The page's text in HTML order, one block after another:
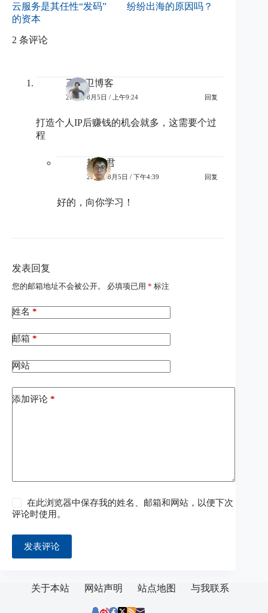
云服务是其任性“发码”
的资本
纷纷出海的原因吗？
2 条评论
王光卫博客
2024年8月5日 / 上午9:24 回复
打造个人IP后赚钱的机会就多，这需要个过
程
耕读君
2024年8月5日 / 下午4:39 回复
好的，向你学习！
发表回复
您的邮箱地址不会被公开。 必填项已用 * 标注
姓名 *
邮箱 *
网站
添加评论 *
在此浏览器中保存我的姓名、邮箱和网站，以便下次
评论时使用。
发表评论
关于本站 网站声明 站点地图 与我联系